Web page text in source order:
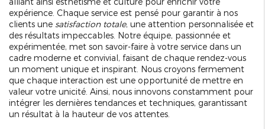
expérience. Chaque service est pensé pour garantir à nos
clients une satisfaction totale, une attention personnalisée et
des résultats impeccables. Notre équipe, passionnée et
expérimentée, met son savoir-faire à votre service dans un
cadre moderne et convivial, faisant de chaque rendez-vous
un moment unique et inspirant. Nous croyons fermement
que chaque interaction est une opportunité de mettre en
valeur votre unicité. Ainsi, nous innovons constamment pour
intégrer les dernières tendances et techniques, garantissant
un résultat à la hauteur de vos attentes.